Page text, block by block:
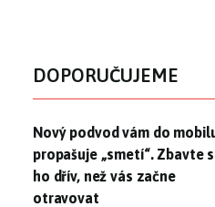
DOPORUČUJEME
Nový podvod vám do
Nový podvod vám do
propašuje „smetí“. Zbavte
ho dřív, než vás začne
otravovat